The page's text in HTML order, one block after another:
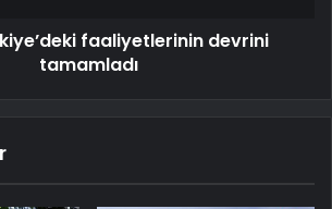
faaliyetlerinin devrini
tamamladı